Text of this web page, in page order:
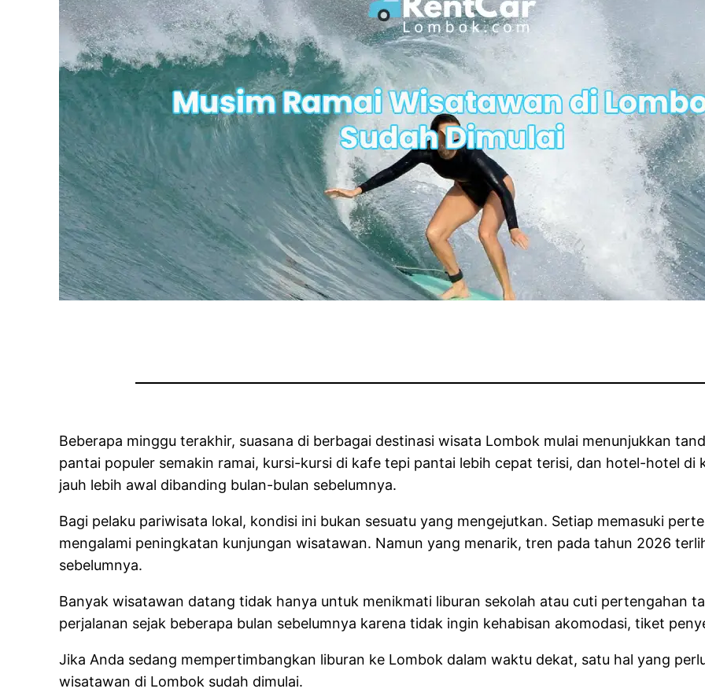
Beberapa minggu terakhir, suasana di berbagai destinasi wisata Lombok mulai menunjukkan
pantai populer semakin ramai, kursi-kursi di kafe tepi pantai lebih cepat terisi, dan hotel-hotel di
jauh lebih awal dibanding bulan-bulan sebelumnya.
Bagi pelaku pariwisata lokal, kondisi ini bukan sesuatu yang mengejutkan. Setiap memasuki
mengalami peningkatan kunjungan wisatawan. Namun yang menarik, tren pada tahun 2026
sebelumnya.
Banyak wisatawan datang tidak hanya untuk menikmati liburan sekolah atau cuti pertengahan
perjalanan sejak beberapa bulan sebelumnya karena tidak ingin kehabisan akomodasi, tiket
Jika Anda sedang mempertimbangkan liburan ke Lombok dalam waktu dekat, satu hal yang
wisatawan di Lombok sudah dimulai.